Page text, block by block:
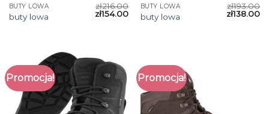
BUTY LOWA
buty lowa
zł216.00
zł154.00
BUTY LOWA
buty lowa
zł193.00
zł138.00
Promocja! Promocja!